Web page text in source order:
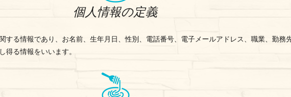
個人情報の定義
する情報であり、お名前、生年月日、性別、電話番号、電子メールアドレス、職業、勤務
得る情報をいいます。